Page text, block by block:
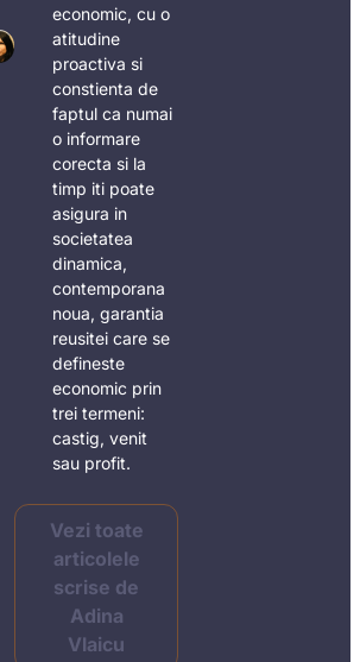
economic, cu o
atitudine
proactiva si
constienta de
faptul ca numai
o informare
corecta si la
timp iti poate
asigura in
societatea
dinamica,
contemporana
noua, garantia
reusitei care se
defineste
economic prin
trei termeni:
castig, venit
sau profit.
Vezi toate
articolele
scrise de
Adina
Vlaicu